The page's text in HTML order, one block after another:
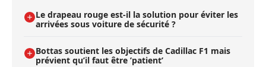
Le drapeau rouge est-il la solution pour éviter les
arrivées sous voiture de sécurité ?
Bottas soutient les objectifs de Cadillac F1 mais
prévient qu’il faut être ’patient’